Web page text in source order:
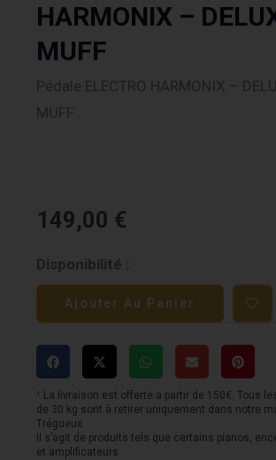
HARMONIX –
MUFF
Pédale ELECTRO HARMONIX –
MUFF
149,00 €
Disponibilité :
quantité
de
Pédale
ELECTRO
HARMONIX
-
DELUXE
BIG
Ajouter Au Panier
¹ La livraison est offerte a partir de 150€. Tous
de 30 kg sont à retirer uniquement dans notre
Trégueux.
Il s’agit de produits tels que certains pianos,
et amplificateurs.